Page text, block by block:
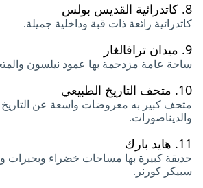
8. كاتدرائية القديس بولس
كاتدرائية رائعة ذات قبة وداخلية جميلة.
9. ميدان ترافالغار
ساحة عامة مزدحمة بها عمود نيلسون
10. متحف التاريخ الطبيعي
متحف كبير به معروضات واسعة عن التاريخ
والديناصورات.
11. هايد بارك
حديقة كبيرة بها مساحات خضراء وبحيرات
سبيكر كورنر.